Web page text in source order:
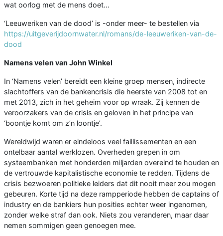
wat oorlog met de mens doet…
‘Leeuweriken van de dood’ is -onder meer- te bestellen via
https://uitgeverijdoornwater.nl/romans/de-leeuweriken-van-de-
dood
Namens velen van John Winkel
In ‘Namens velen’ bereidt een kleine groep mensen, indirecte
slachtoffers van de bankencrisis die heerste van 2008 tot en
met 2013, zich in het geheim voor op wraak. Zij kennen de
veroorzakers van de crisis en geloven in het principe van
‘boontje komt om z’n loontje’.
Wereldwijd waren er eindeloos veel faillissementen en een
ontelbaar aantal werklozen. Overheden grepen in om
systeembanken met honderden miljarden overeind te houden en
de vertrouwde kapitalistische economie te redden. Tijdens de
crisis bezwoeren politieke leiders dat dit nooit meer zou mogen
gebeuren. Korte tijd na deze rampperiode hebben de captains of
industry en de bankiers hun posities echter weer ingenomen,
zonder welke straf dan ook. Niets zou veranderen, maar daar
nemen sommigen geen genoegen mee.